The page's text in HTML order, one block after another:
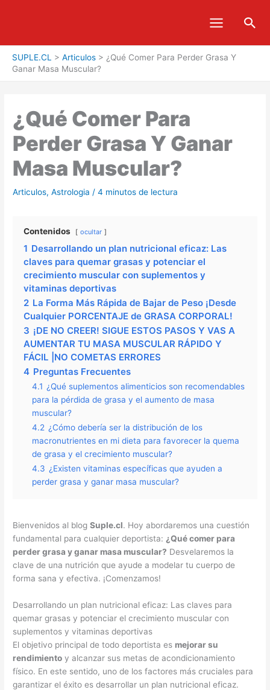
SUPLE.CL > Articulos > ¿Qué Comer Para Perder Grasa Y
Ganar Masa Muscular?
¿Qué Comer Para
Perder Grasa Y Ganar
Masa Muscular?
Articulos,Astrologia /4 minutos de lectura
Contenidos ocultar
1 Desarrollando un plan nutricional eficaz: Las
claves para quemar grasas y potenciar el
crecimiento muscular con suplementos y
vitaminas deportivas
2 La Forma Más Rápida de Bajar de Peso ¡Desde
Cualquier PORCENTAJE de GRASA CORPORAL!
3 ¡DE NO CREER! SIGUE ESTOS PASOS Y VAS A
AUMENTAR TU MASA MUSCULAR RÁPIDO Y
FÁCIL |NO COMETAS ERRORES
4 Preguntas Frecuentes
4.1 ¿Qué suplementos alimenticios son recomendables
para la pérdida de grasa y el aumento de masa
muscular?
4.2 ¿Cómo debería ser la distribución de los
macronutrientes en mi dieta para favorecer la quema
de grasa y el crecimiento muscular?
4.3 ¿Existen vitaminas específicas que ayuden a
perder grasa y ganar masa muscular?
Bienvenidos al blogSuple.cl. Hoy abordaremos una cuestión
fundamental para cualquier deportista: ¿Qué comer para
perder grasa y ganar masa muscular? Desvelaremos la
clave de una nutrición que ayude a modelar tu cuerpo de
forma sana y efectiva. ¡Comenzamos!
Desarrollando un plan nutricional eficaz: Las claves para
quemar grasas y potenciar el crecimiento muscular con
suplementos y vitaminas deportivas
El objetivo principal de todo deportista es mejorar su
rendimiento y alcanzar sus metas de acondicionamiento
físico. En este sentido, uno de los factores más cruciales para
garantizar el éxito es desarrollar un plan nutricional eficaz.